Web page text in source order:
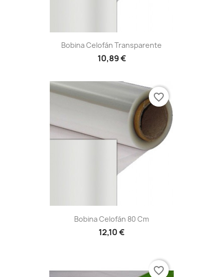
Bobina Celofán Transparente
10,89 €
Bobina Celofán 80 Cm
12,10 €
favorite_border
favorite_border